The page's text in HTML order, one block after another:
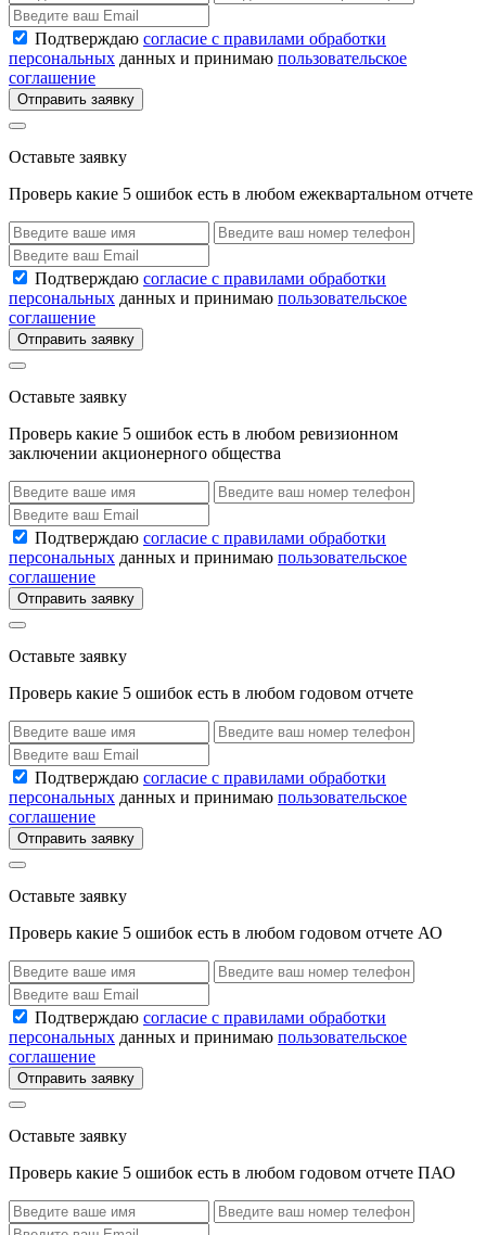
Подтверждаю согласие с правилами обработки
персональных данных и принимаю пользовательское
соглашение
Отправить заявку
Оставьте заявку
Проверь какие 5 ошибок есть в любом ежеквартальном отчете
Подтверждаю согласие с правилами обработки
персональных данных и принимаю пользовательское
соглашение
Отправить заявку
Оставьте заявку
Проверь какие 5 ошибок есть в любом ревизионном
заключении акционерного общества
Подтверждаю согласие с правилами обработки
персональных данных и принимаю пользовательское
соглашение
Отправить заявку
Оставьте заявку
Проверь какие 5 ошибок есть в любом годовом отчете
Подтверждаю согласие с правилами обработки
персональных данных и принимаю пользовательское
соглашение
Отправить заявку
Оставьте заявку
Проверь какие 5 ошибок есть в любом годовом отчете АО
Подтверждаю согласие с правилами обработки
персональных данных и принимаю пользовательское
соглашение
Отправить заявку
Оставьте заявку
Проверь какие 5 ошибок есть в любом годовом отчете ПАО